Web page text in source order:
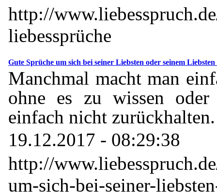
http://
liebessprüche
Gute Sprüche um sich bei seiner Liebsten oder seinem
Manchmal macht man
ohne es zu wissen
einfach nicht
19.12.2017 - 08:29:38
http://
um-sich-bei-seiner-